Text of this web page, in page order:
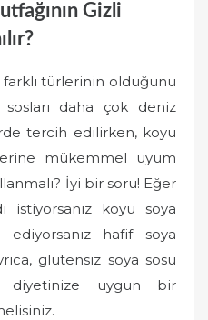
Gizli
türlerinin olduğunu
daha çok deniz
tercih edilirken, koyu
mükemmel uyum
İyi bir soru! Eğer
istiyorsanız koyu soya
hafif soya
glütensiz soya sosu
diyetinize uygun bir